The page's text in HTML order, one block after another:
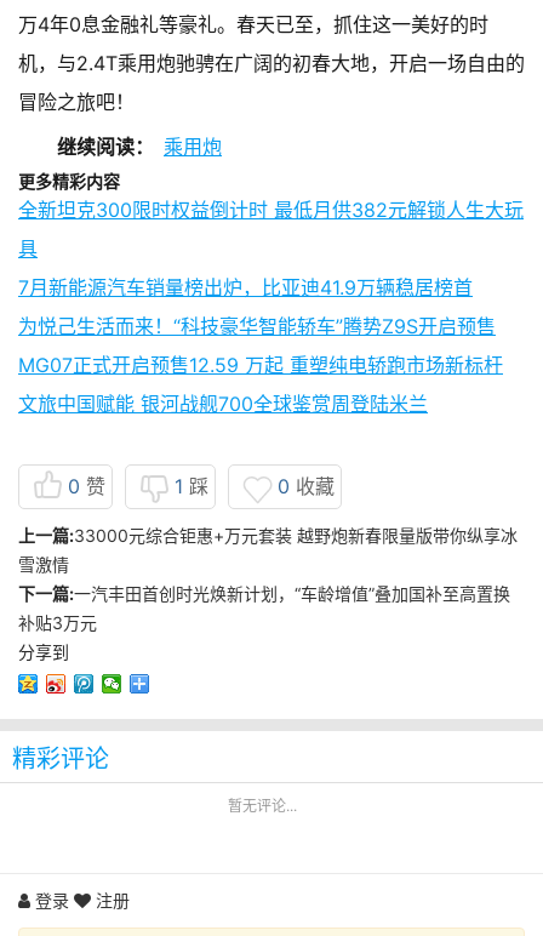
万4年0息金融礼等豪礼。春天已至，抓住这一美好的时
机，与2.4T乘用炮驰骋在广阔的初春大地，开启一场自由的
冒险之旅吧！
继续阅读：
乘用炮
更多精彩内容
全新坦克300限时权益倒计时 最低月供382元解锁人生大玩
具
7月新能源汽车销量榜出炉，比亚迪41.9万辆稳居榜首
为悦己生活而来！“科技豪华智能轿车”腾势Z9S开启预售
MG07正式开启预售12.59 万起 重塑纯电轿跑市场新标杆
文旅中国赋能 银河战舰700全球鉴赏周登陆米兰
0 赞 1 踩 0 收藏
上一篇:33000元综合钜惠+万元套装 越野炮新春限量版带你纵享冰
雪激情
下一篇:一汽丰田首创时光焕新计划，“车龄增值”叠加国补至高置换
补贴3万元
分享到
精彩评论
暂无评论...
登录 注册